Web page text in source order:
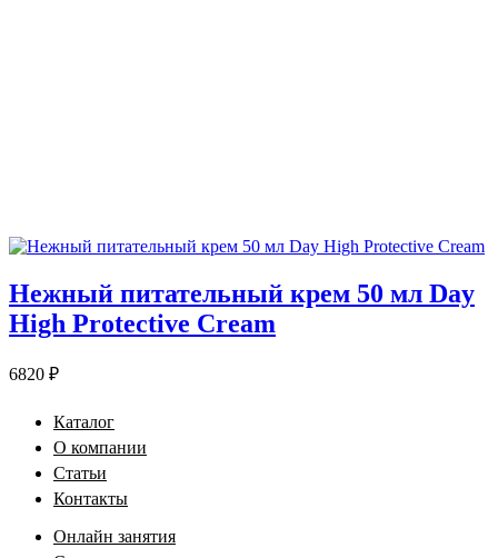
Нежный питательный крем 50 мл Day
High Protective Cream
6820 ₽
Каталог
О компании
Статьи
Контакты
Онлайн занятия